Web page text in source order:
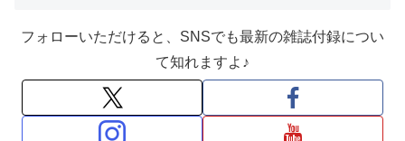
フォローいただけると、SNSでも最新の雑誌付録につい
て知れますよ♪